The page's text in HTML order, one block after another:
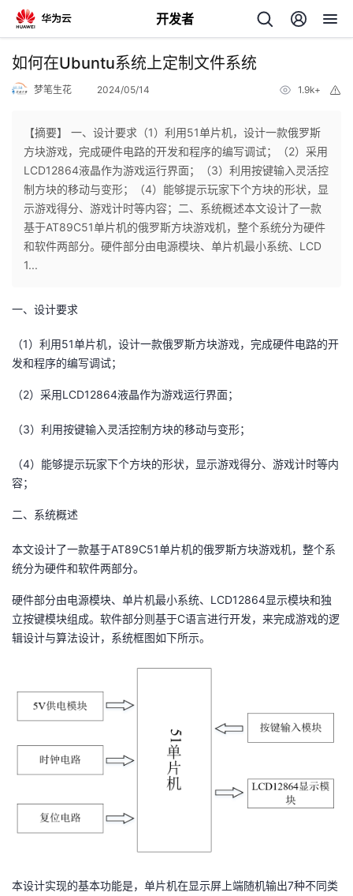
开发者
返
个
人
主
页
我
的
发
的
我
坛
圈
子
的
直
播
我
的
活
我
的
注
我
开
者
堂
的
Programs
我
支
我
如何在Ubuntu系统上定制文件系统
梦笔生花 2024/05/14 1.9k+
【摘要】 一、设计要求（1）利用51单片机，设计一款俄罗斯
方块游戏，完成硬件电路的开发和程序的编写调试；（2）采用
LCD12864液晶作为游戏运行界面；（3）利用按键输入灵活控
制方块的移动与变形；（4）能够提示玩家下个方块的形状，显
示游戏得分、游戏计时等内容；二、系统概述本文设计了一款
基于AT89C51单片机的俄罗斯方块游戏机，整个系统分为硬件
和软件两部分。硬件部分由电源模块、单片机最小系统、LCD
1...
一、设计要求
（1）利用51单片机，设计一款俄罗斯方块游戏，完成硬件电路的开
发和程序的编写调试；
（2）采用LCD12864液晶作为游戏运行界面；
（3）利用按键输入灵活控制方块的移动与变形；
（4）能够提示玩家下个方块的形状，显示游戏得分、游戏计时等内
容；
二、系统概述
本文设计了一款基于AT89C51单片机的俄罗斯方块游戏机，整个系
统分为硬件和软件两部分。
硬件部分由电源模块、单片机最小系统、LCD12864显示模块和独
立按键模块组成。软件部分则基于C语言进行开发，来完成游戏的逻
辑设计与算法设计，系统框图如下所示。
本设计实现的基本功能是，单片机在显示屏上端随机输出7种不同类